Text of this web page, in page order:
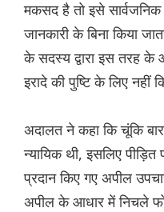
मकसद है तो इसे
जानकारी के बिना किया
के सदस्य द्वारा इस तरह के
इरादे की पुष्टि के लिए नहीं
अदालत ने कहा कि चूंकि बार
न्यायिक थी, इसलिए
प्रदान किए गए अपील
अपील के आधार में निचले